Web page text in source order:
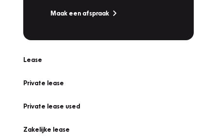
Maak een afspraak
Lease
Private lease
Private lease used
Zakelijke lease